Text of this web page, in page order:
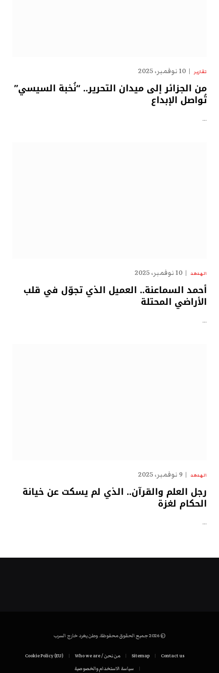
تقارير 10 نوفمبر، 2025
من الجزائر إلى ميدان التحرير.. “نُخبة السيسي”
تُواصل الإبداع
…
الهدهد 10 نوفمبر، 2025
أحمد السماعنة.. العميل الذي تجوّل في قلب
الأراضي المحتلة
…
الهدهد 9 نوفمبر، 2025
رجل العلم والقرآن.. الذي لم يسكت عن خيانة
الحكام لغزة
…
© 2026 جميع الحقوق محفوظة. وطن يغرد خارج السرب
Contact us
Sitemap من نحن / Who we are
Cookie Policy (EU)
سياسة الاستخدام والخصوصية